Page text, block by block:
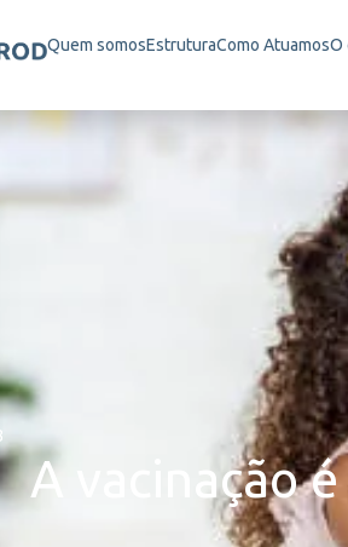
Quem somosEstruturaComo AtuamosO
A vacinação